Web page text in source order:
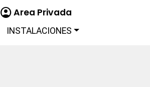
account_circleArea Privada
INSTALACIONES